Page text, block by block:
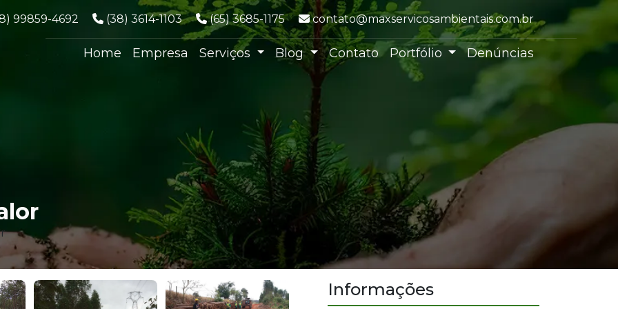
99859-4692 Telefone:
(38) 3614-1103 Telefone:
(65) 3685-1175 E-mail:
contato@maxservicosambientais.com.br
Home Empresa Serviços Blog Contato Portfólio Denúncias
Informações